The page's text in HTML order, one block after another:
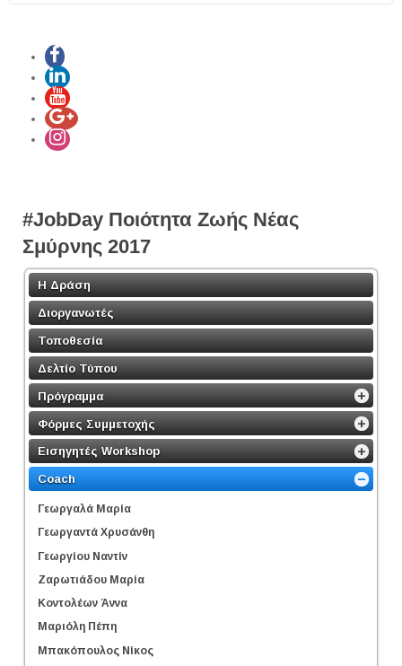
#JobDay Ποιότητα Ζωής Νέας
Σμύρνης 2017
Η Δράση
Διοργανωτές
Τοποθεσία
Δελτίο Τύπου
Πρόγραμμα
Φόρμες Συμμετοχής
Εισηγητές Workshop
Coach
Γεωργαλά Μαρία
Γεωργαντά Χρυσάνθη
Γεωργίου Ναντίν
Ζαρωτιάδου Μαρία
Κοντολέων Άννα
Μαριόλη Πέπη
Μπακόπουλος Νίκος